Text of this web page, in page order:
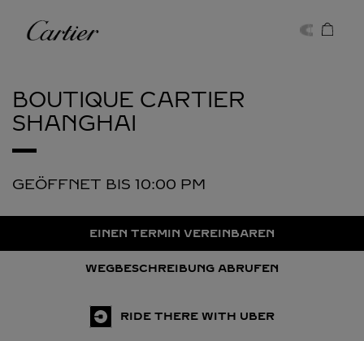
Cartier
BOUTIQUE CARTIER
SHANGHAI
GEÖFFNET BIS 10:00 PM
EINEN TERMIN VEREINBAREN
WEGBESCHREIBUNG ABRUFEN
RIDE THERE WITH UBER